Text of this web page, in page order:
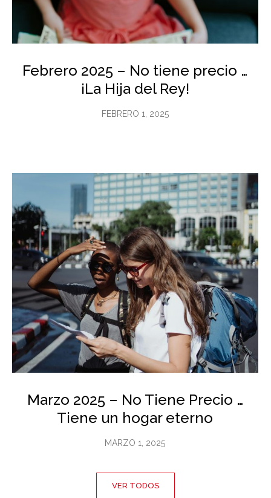
Febrero 2025 – No tiene precio …
¡La Hija del Rey!
FEBRERO 1, 2025
Marzo 2025 – No Tiene Precio …
Tiene un hogar eterno
MARZO 1, 2025
VER TODOS